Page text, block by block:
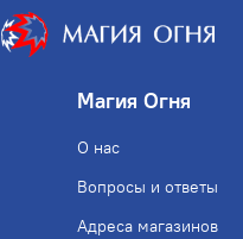
Магия Огня
О нас
Вопросы и ответы
Адреса магазинов